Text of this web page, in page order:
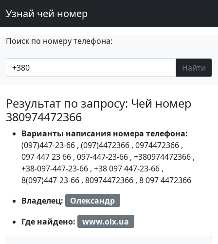
Узнай чей номер
Поиск по номеру телефона:
Найти
Результат по запросу: Чей номер
380974472366
Варианты написания номера телефона:
(097)447-23-66 , (097)4472366 , 0974472366 ,
097 447 23 66 , 097-447-23-66 , +380974472366 ,
+38-097-447-23-66 , +38 097 447-23-66 ,
8(097)447-23-66 , 80974472366 , 8 097 4472366
Владелец:
Олександр
Где найдено:
www.olx.ua